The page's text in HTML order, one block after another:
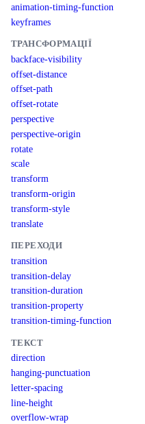
animation-timing-function
keyframes
ТРАНСФОРМАЦІЇ
backface-visibility
offset-distance
offset-path
offset-rotate
perspective
perspective-origin
rotate
scale
transform
transform-origin
transform-style
translate
ПЕРЕХОДИ
transition
transition-delay
transition-duration
transition-property
transition-timing-function
ТЕКСТ
direction
hanging-punctuation
letter-spacing
line-height
overflow-wrap